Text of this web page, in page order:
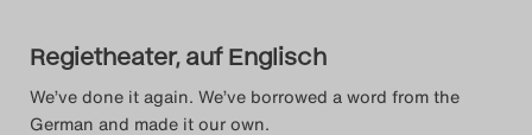
Regietheater, auf Englisch
We’ve done it again. We’ve borrowed a word from the
German and made it our own.